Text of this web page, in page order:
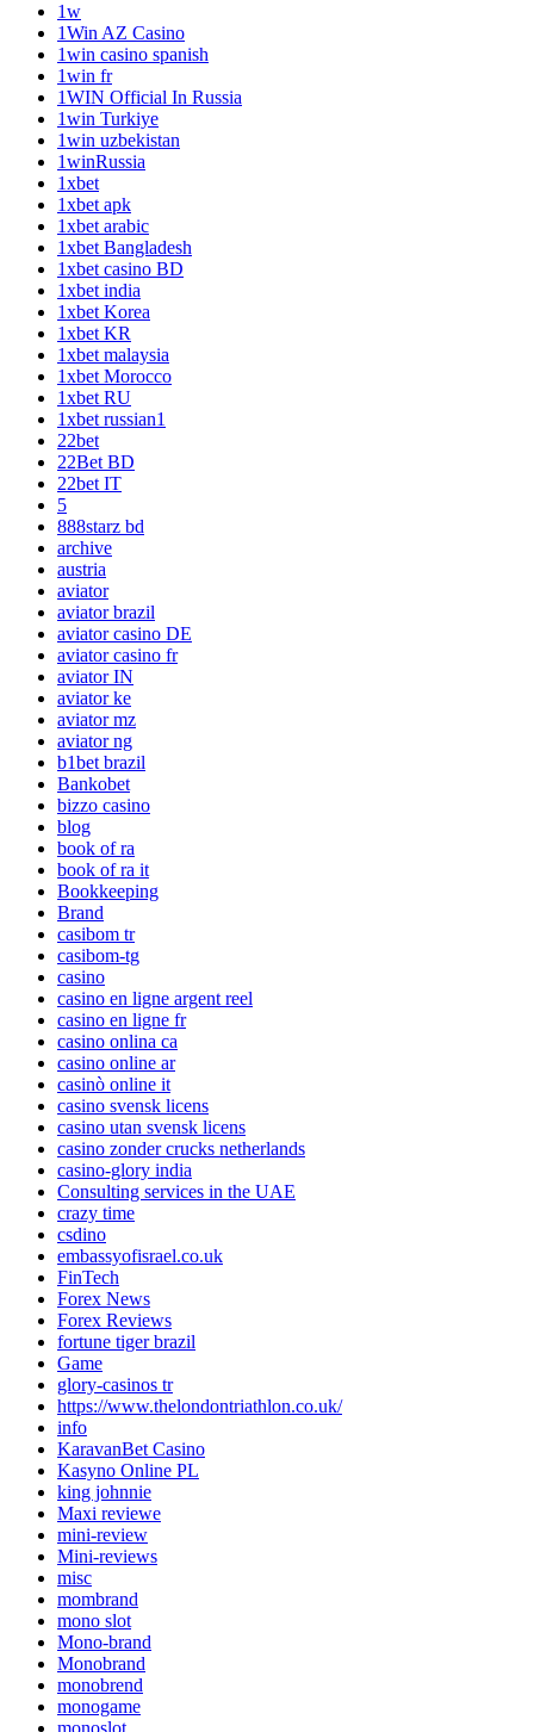
1w
1Win AZ Casino
1win casino spanish
1win fr
1WIN Official In Russia
1win Turkiye
1win uzbekistan
1winRussia
1xbet
1xbet apk
1xbet arabic
1xbet Bangladesh
1xbet casino BD
1xbet india
1xbet Korea
1xbet KR
1xbet malaysia
1xbet Morocco
1xbet RU
1xbet russian1
22bet
22Bet BD
22bet IT
5
888starz bd
archive
austria
aviator
aviator brazil
aviator casino DE
aviator casino fr
aviator IN
aviator ke
aviator mz
aviator ng
b1bet brazil
Bankobet
bizzo casino
blog
book of ra
book of ra it
Bookkeeping
Brand
casibom tr
casibom-tg
casino
casino en ligne argent reel
casino en ligne fr
casino onlina ca
casino online ar
casinò online it
casino svensk licens
casino utan svensk licens
casino zonder crucks netherlands
casino-glory india
Consulting services in the UAE
crazy time
csdino
embassyofisrael.co.uk
FinTech
Forex News
Forex Reviews
fortune tiger brazil
Game
glory-casinos tr
https://www.thelondontriathlon.co.uk/
info
KaravanBet Casino
Kasyno Online PL
king johnnie
Maxi reviewe
mini-review
Mini-reviews
misc
mombrand
mono slot
Mono-brand
Monobrand
monobrend
monogame